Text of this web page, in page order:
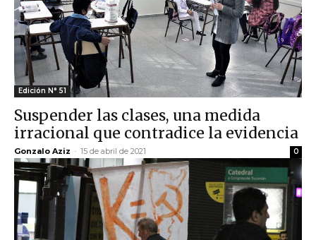
Edición N° 51
Suspender las clases, una medida
irracional que contradice la evidencia
Gonzalo Aziz - 15 de abril de 2021 0